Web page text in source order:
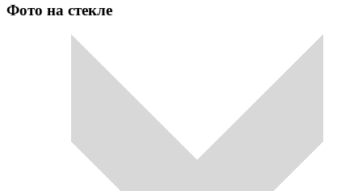
Фото на стекле